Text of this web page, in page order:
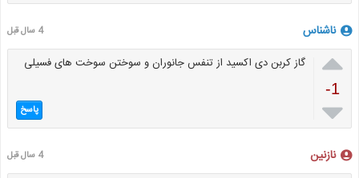
ناشناس 4 سال قبل

-1

گاز کربن دی اکسید از تنفس جانوران و سوختن سوخت های فسیلی
پاسخ
نازنین 4 سال قبل